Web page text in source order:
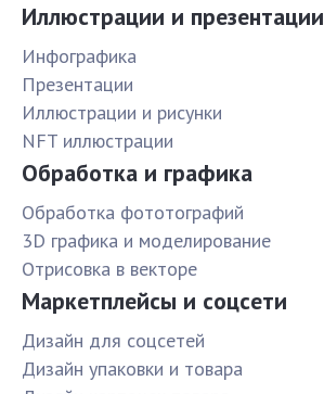
Иллюстрации и презентации
Инфографика
Презентации
Иллюстрации и рисунки
NFT иллюстрации
Обработка и графика
Обработка фототографий
3D графика и моделирование
Отрисовка в векторе
Маркетплейсы и соцсети
Дизайн для соцсетей
Дизайн упаковки и товара